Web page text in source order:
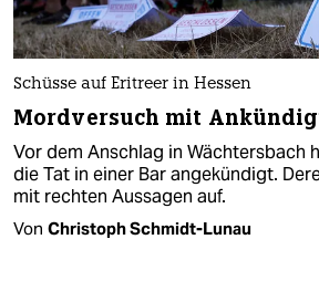
Schüsse auf Eritreer in Hessen
Mordversuch mit
Vor dem Anschlag in Wächtersbach
die Tat in einer Bar angekündigt.
mit rechten Aussagen auf.
Von Christoph Schmidt-Lunau